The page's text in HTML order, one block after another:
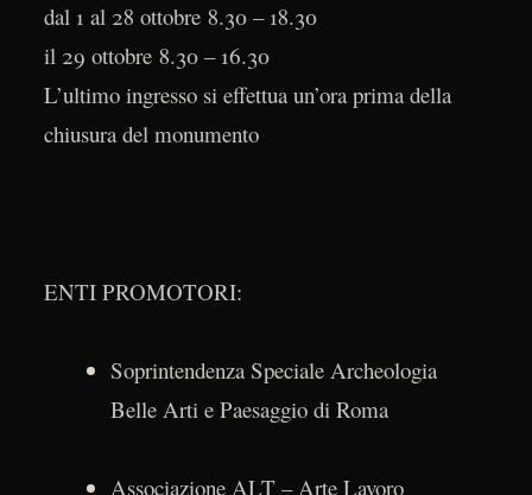
dal 1 al 28 ottobre 8.30 – 18.30
il 29 ottobre 8.30 – 16.30
L’ultimo ingresso si effettua un’ora prima della
chiusura del monumento
ENTI PROMOTORI:
Soprintendenza Speciale Archeologia
Belle Arti e Paesaggio di Roma
Associazione ALT – Arte Lavoro